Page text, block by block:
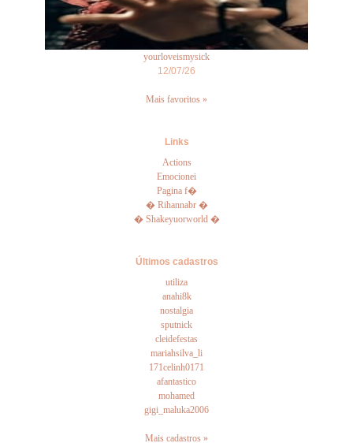
yourloveismysick
12/07/26
Mais favoritos »
Links
Actions
Emocionei
Pagina f�
� Rihannabr �
� Shakeyuorworld �
Últimos cadastros
utiliza
anahi8k
nostalgia
sputnick
cleidefestas
mariahsilva_li
171celinh0171
afantastico
mohamed
gigi_maluka2006
Mais cadastros »